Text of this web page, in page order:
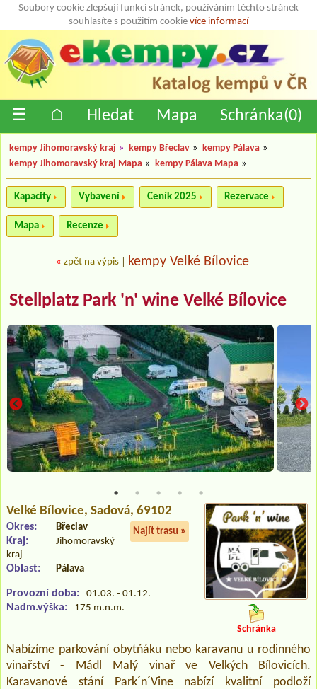
Soubory cookie zlepšují funkci stránek, používáním těchto stránek
souhlasíte s použitím cookie více informací
☰ ⌂ Hledat Mapa Schránka(0)
kempy Jihomoravský kraj » kempy Břeclav » kempy Pálava »
kempy Jihomoravský kraj Mapa » kempy Pálava Mapa »
Kapacity Vybavení Ceník 2025 Rezervace
Mapa Recenze
« zpět na výpis kempy Velké Bílovice
Stellplatz Park 'n' wine Velké Bílovice
Velké Bílovice, Sadová, 69102
Najít trasu »
Okres: Břeclav
Kraj:
Jihomoravský
kraj
Oblast: Pálava
Provozní doba: 01.03. - 01.12.
Nadm.výška:
175 m.n.m.
Schránka
Nabízíme parkování obytňáku nebo karavanu u rodinného
vinařství - Mádl Malý vinař ve Velkých Bílovicích.
Karavanové stání Park´n´Vine nabízí kvalitní podloží